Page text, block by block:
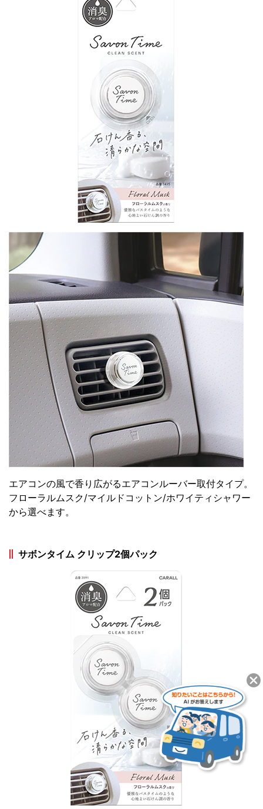
エアコンの風で香り広がるエアコンルーバー取付タイプ。
フローラルムスク/マイルドコットン/ホワイティシャワー
から選べます。
サボンタイム クリップ2個パック